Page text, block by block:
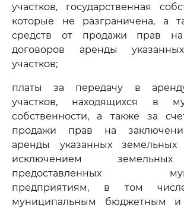
участков, государственная
которые не разграничена, а
средств от продажи прав на
договоров аренды
участков;
платы за передачу в
участков, находящихся в
собственности, а также за
продажи прав на
аренды указанных земельных
исключением земельных
предоставленных
предприятиям, в том
муниципальным бюджетным и